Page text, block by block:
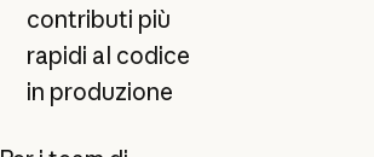
contributi più
rapidi al codice
in produzione